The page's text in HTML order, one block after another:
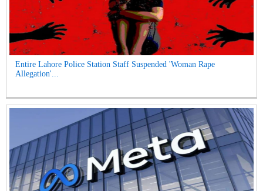
Entire Lahore Police Station Staff Suspended 'Woman Rape
Allegation'...